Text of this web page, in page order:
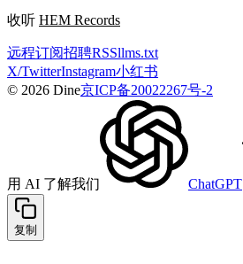
收听 HEM Records
远程订阅招聘RSSllms.txt
X/TwitterInstagram小红书
© 2026 Dine京ICP备20022267号-2
用 AI 了解我们 ChatGPT
复制